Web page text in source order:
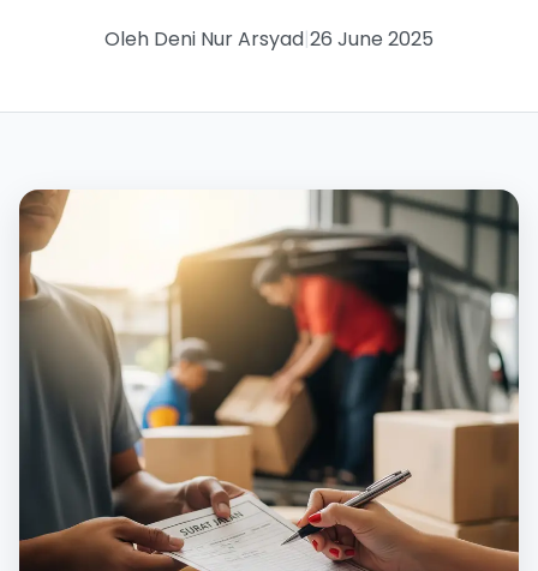
Oleh Deni Nur Arsyad|26 June 2025